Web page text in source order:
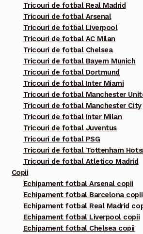
Tricouri de fotbal Real Madrid
Tricouri de fotbal Arsenal
Tricouri de fotbal Liverpool
Tricouri de fotbal AC Milan
Tricouri de fotbal Chelsea
Tricouri de fotbal Bayern Munich
Tricouri de fotbal Dortmund
Tricouri de fotbal Inter Miami
Tricouri de fotbal Manchester
Tricouri de fotbal Manchester City
Tricouri de fotbal Inter Milan
Tricouri de fotbal Juventus
Tricouri de fotbal PSG
Tricouri de fotbal Tottenham
Tricouri de fotbal Atletico Madrid
Copii
Echipament fotbal Arsenal copii
Echipament fotbal Barcelona copii
Echipament fotbal Real Madrid
Echipament fotbal Liverpool copii
Echipament fotbal Chelsea copii